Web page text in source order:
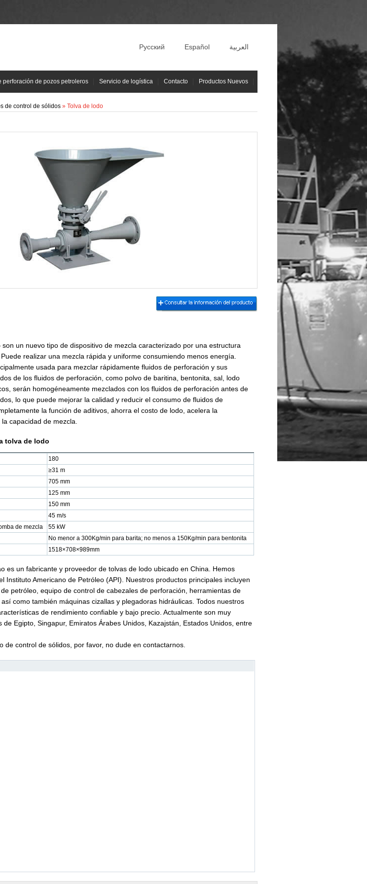
Русский Español العربية
perforación de pozos petroleros Servicio de logística Contacto Productos Nuevos
de control de sólidos » Tolva de lodo
un nuevo tipo de dispositivo de mezcla caracterizado por una estructura
realizar una mezcla rápida y uniforme consumiendo menos energía.
usada para mezclar rápidamente fluidos de perforación y sus
de los fluidos de perforación, como polvo de baritina, bentonita, sal, lodo
serán homogéneamente mezclados con los fluidos de perforación antes de
lo que puede mejorar la calidad y reducir el consumo de fluidos de
la función de aditivos, ahorra el costo de lodo, acelera la
capacidad de mezcla.
tolva de lodo
180
≥31 m
705 mm
125 mm
150 mm
45 m/s
de mezcla
55 kW
No menor a 300Kg/min para barita; no menos a 150Kg/min para bentonita
1518×708×989mm
es un fabricante y proveedor de tolvas de lodo ubicado en China. Hemos
Instituto Americano de Petróleo (API). Nuestros productos principales incluyen
petróleo, equipo de control de cabezales de perforación, herramientas de
como también máquinas cizallas y plegadoras hidráulicas. Todos nuestros
de rendimiento confiable y bajo precio. Actualmente son muy
de Egipto, Singapur, Emiratos Árabes Unidos, Kazajstán, Estados Unidos, entre
de control de sólidos, por favor, no dude en contactarnos.